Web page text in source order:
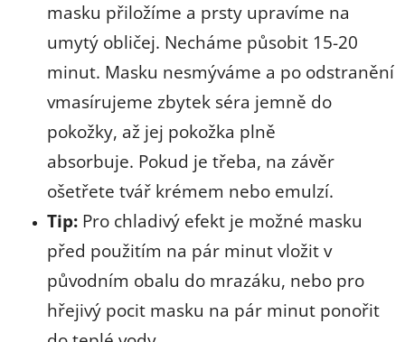
masku přiložíme a prsty upravíme na
umytý obličej. Necháme působit 15-20
minut. Masku nesmýváme a po odstranění
vmasírujeme zbytek séra jemně do
pokožky, až jej pokožka plně
absorbuje. Pokud je třeba, na závěr
ošetřete tvář krémem nebo emulzí.
Tip: Pro chladivý efekt je možné masku
před použitím na pár minut vložit v
původním obalu do mrazáku, nebo pro
hřejivý pocit masku na pár minut ponořit